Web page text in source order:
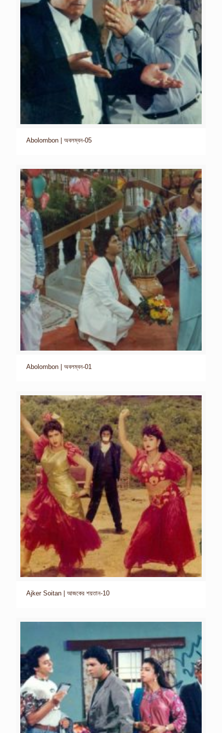
Abolombon | অবলম্বন-05
Abolombon | অবলম্বন-01
Ajker Soitan | আজকের শয়তান-10